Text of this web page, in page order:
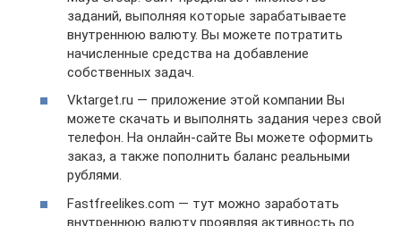
заданий, выполняя которые зарабатываете
внутреннюю валюту. Вы можете потратить
начисленные средства на добавление
собственных задач.
Vktarget.ru — приложение этой компании Вы
можете скачать и выполнять задания через свой
телефон. На онлайн-сайте Вы можете оформить
заказ, а также пополнить баланс реальными
рублями.
Fastfreelikes.com — тут можно заработать
внутреннюю валюту проявляя активность по